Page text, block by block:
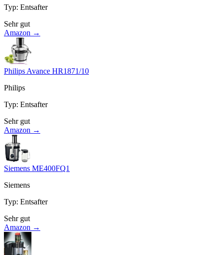
Typ: Entsafter
Sehr gut
Amazon →
Philips Avance HR1871/10
Philips
Typ: Entsafter
Sehr gut
Amazon →
Siemens ME400FQ1
Siemens
Typ: Entsafter
Sehr gut
Amazon →